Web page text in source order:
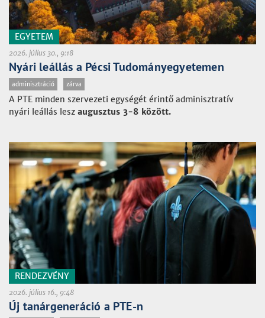
EGYETEM
2026. július 30., 9:18
Nyári leállás a Pécsi Tudományegyetemen
adminisztráció zárva
A PTE minden szervezeti egységét érintő adminisztratív
nyári leállás lesz augusztus 3-8 között.
RENDEZVÉNY
2026. július 16., 9:48
Új tanárgeneráció a PTE-n